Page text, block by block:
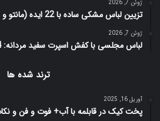
ژوئن 7, 2026
تزیین لباس مشکی ساده با 22 ایده (مانتو و لباس مجلسی سیاه)
ژوئن 7, 2026
لباس مجلسی با کفش اسپرت سفید مردانه: 14 ایده فوق العاده
ترند شده ها
آوریل 16, 2025
پخت کیک در قابلمه با آب+ فوت و فن و